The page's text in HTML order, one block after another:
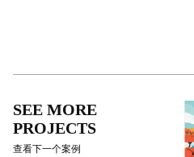
SEE MORE
PROJECTS
查看下一个案例